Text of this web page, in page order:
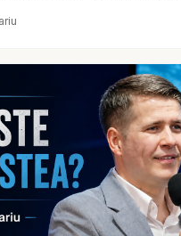
te temi de oameni, te
mereu prin greșeli, nu prin
ai fost rănit și rana
Închisoarea gândurilor:
iar pacea pare imposibilă.
lumina pe cheia eliberării:
spune că adevărul